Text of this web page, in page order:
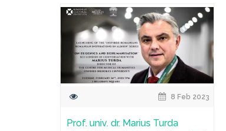
8 Feb 2023
Prof. univ. dr. Marius Turda